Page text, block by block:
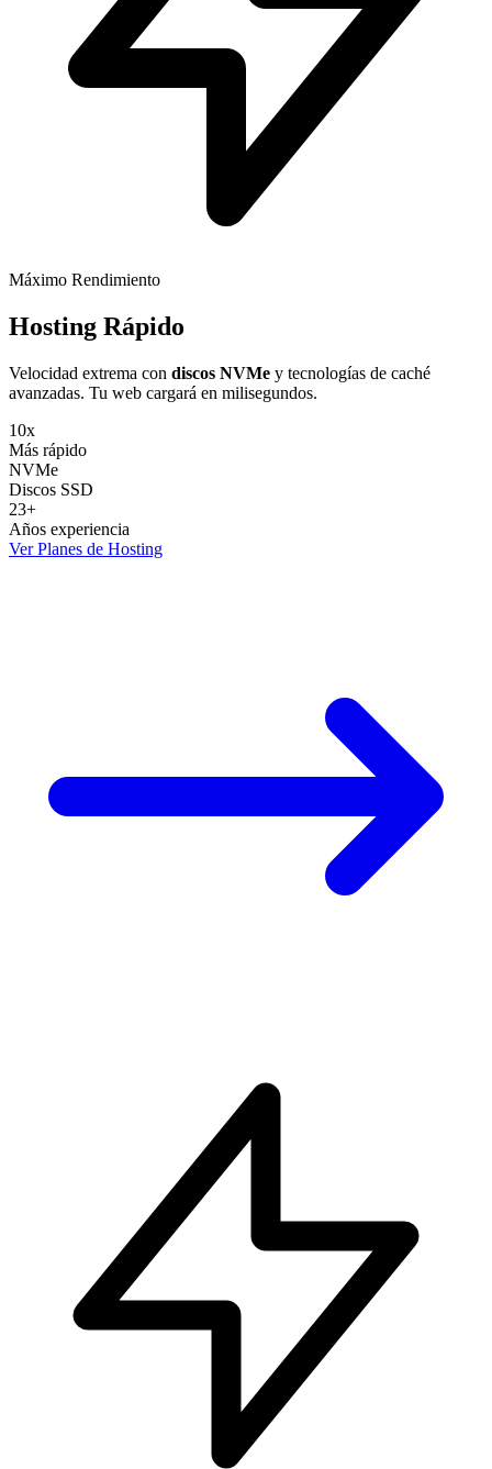
Máximo Rendimiento
Hosting Rápido
Velocidad extrema con discos NVMe y tecnologías de caché
avanzadas. Tu web cargará en milisegundos.
10x
Más rápido
NVMe
Discos SSD
23+
Años experiencia
Ver Planes de Hosting